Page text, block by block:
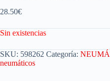
28.50€
Sin existencias
SKU: 598262 Categoría:
neumáticos